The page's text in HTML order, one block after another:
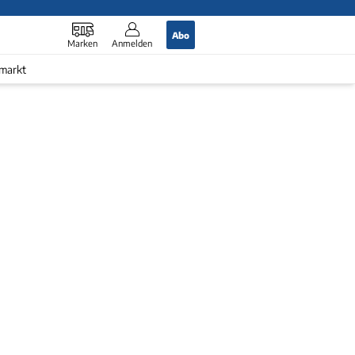
Marken Anmelden
Abo